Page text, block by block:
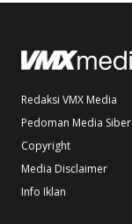
Redaksi VMX Media
Pedoman Media Siber
Copyright
Media Disclaimer
Info Iklan